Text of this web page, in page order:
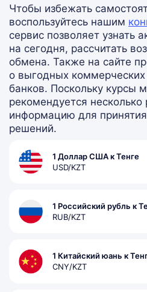
Чтобы избежать
воспользуйтесь нашим
сервис позволяет узнать
на сегодня, рассчитать
обмена. Также на сайте
о выгодных коммерческих
банков. Поскольку курсы
рекомендуется несколько
информацию для
решений.
1 Доллар США к Тенге
USD/KZT
1 Российский рубль к
RUB/KZT
1 Китайский юань к
CNY/KZT